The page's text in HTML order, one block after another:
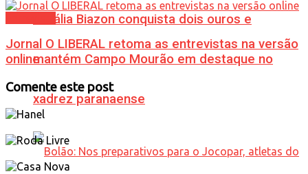
Natália Biazon conquista dois ouros e
mantém Campo Mourão em destaque no
xadrez paranaense
Jornal O LIBERAL retoma as entrevistas na versão
online
Comente este post